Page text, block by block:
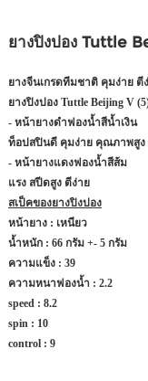
ยางปิงปอง Tuttle
ยางจีนเกรดทีมชาติ คุมง่าย ตี
ยางปิงปอง Tuttle Beijing V
- หน้ายางดำฟองน้ำสีน้ำเงิน
ท็อปสปินดี คุมง่าย คุณภาพสูง
- หน้ายางแดงฟองน้ำสีส้ม
แรง สปีดสูง ตีง่าย
สเป็คของยางปิงปอง
หน้ายาง : เหนียว
น้ำหนัก : 66 กรัม +- 5 กรัม
ความแข็ง : 39
ความหนาฟองน้ำ : 2.2
speed : 8.2
spin : 10
control : 9